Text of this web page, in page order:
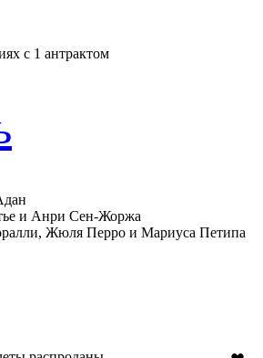
с 1 антрактом
и Анри Сен-Жоржа
Жюля Перро и Мариуса Петипа